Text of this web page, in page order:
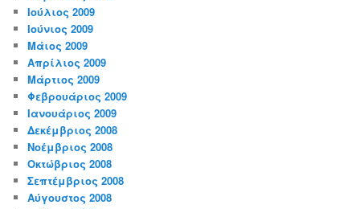
Ιούλιος 2009
Ιούνιος 2009
Μάιος 2009
Απρίλιος 2009
Μάρτιος 2009
Φεβρουάριος 2009
Ιανουάριος 2009
Δεκέμβριος 2008
Νοέμβριος 2008
Οκτώβριος 2008
Σεπτέμβριος 2008
Αύγουστος 2008